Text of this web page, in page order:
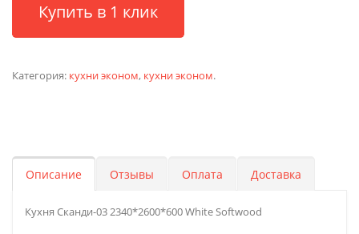
Купить в 1 клик
Категория: кухни эконом, кухни эконом.
Описание Отзывы Оплата Доставка
Кухня Сканди-03 2340*2600*600 White Softwood